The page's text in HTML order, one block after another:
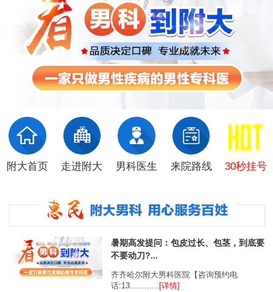
附大首页 走进附大 男科医生 来院路线 30秒挂号
暑期高发提问：包皮过长、包茎，到底要
不要动刀?...
齐齐哈尔附大男科医院【咨询预约电
话:13............
[详情]